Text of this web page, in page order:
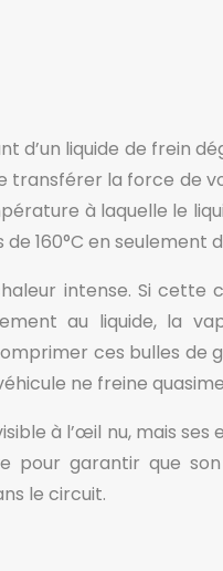
d’un liquide de frein
la force de
à laquelle le
160°C en seulement
intense. Si cette
au liquide, la
ces bulles de
ne freine
à l’œil nu, mais
pour garantir que
le circuit.